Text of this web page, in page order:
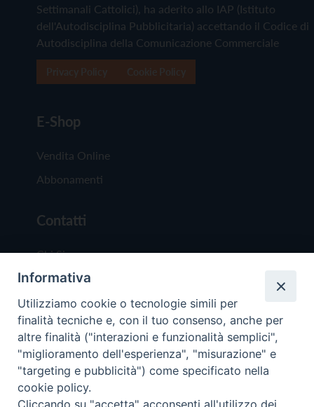
Settimanali Cattolici), ha aderito allo IAP (Istituto
dell'Autodisciplina Pubblicitaria) accettando il Codice di
Autodisciplina della Comunicazione Commerciale
E-Shop
Vendita Online
Abbonamenti
Contatti
Chi Siamo
Redazione
Scrivici
Copyright © 2019 - Tutti i diritti riservati - Vita
Informativa
Utilizziamo cookie o tecnologie simili per
finalità tecniche e, con il tuo consenso, anche per
altre finalità ("interazioni e funzionalità semplici",
"miglioramento dell'esperienza", "misurazione" e
"targeting e pubblicità") come specificato nella
cookie policy.